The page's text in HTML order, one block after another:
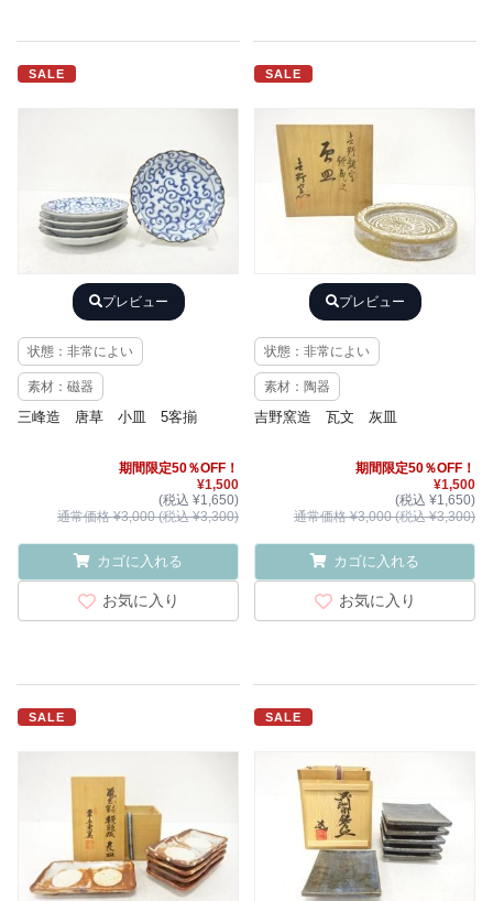
SALE
プレビュー
状態：非常によい
素材：磁器
三峰造 唐草 小皿 5客揃
期間限定50％OFF！
¥1,500
(税込 ¥1,650)
通常価格 ¥3,000 (税込 ¥3,300)
カゴに入れる
お気に入り
SALE
プレビュー
状態：非常によい
素材：陶器
吉野窯造 瓦文 灰皿
期間限定50％OFF！
¥1,500
(税込 ¥1,650)
通常価格 ¥3,000 (税込 ¥3,300)
カゴに入れる
お気に入り
SALE SALE